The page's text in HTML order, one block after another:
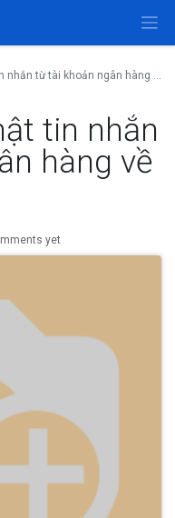
từ tài khoản ngân hàng về Odoo
tin nhắn
hàng về
yet